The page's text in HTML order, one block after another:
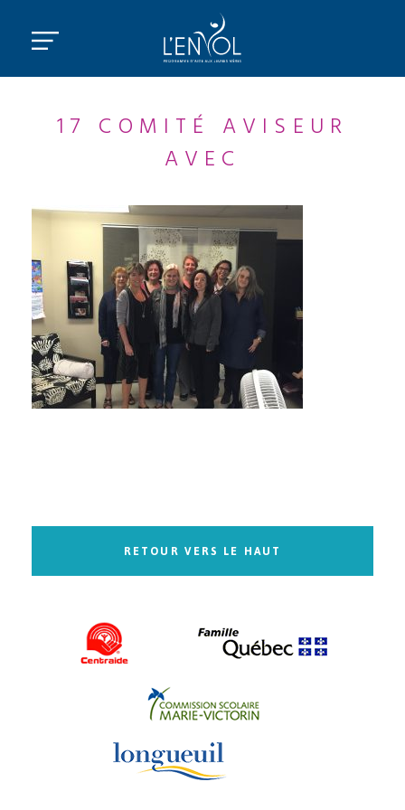
17 COMITÉ AVISEUR
AVEC
RETOUR VERS LE HAUT